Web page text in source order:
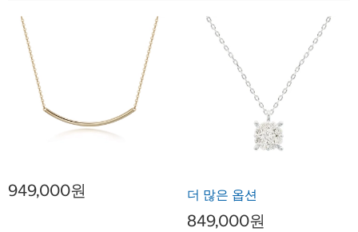
949,000원 더 많은 옵션
849,000원